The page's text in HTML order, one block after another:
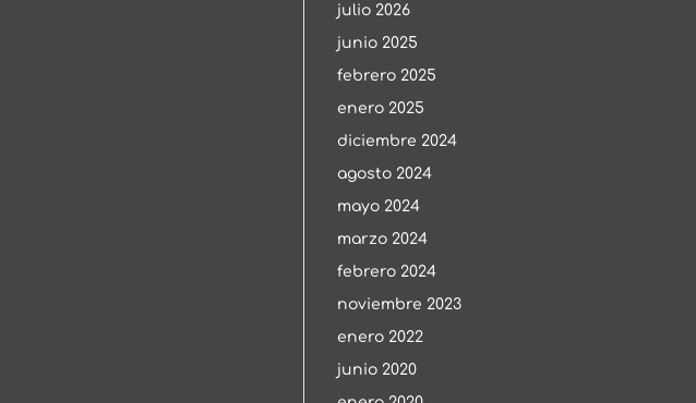
julio 2026
junio 2025
febrero 2025
enero 2025
diciembre 2024
agosto 2024
mayo 2024
marzo 2024
febrero 2024
noviembre 2023
enero 2022
junio 2020